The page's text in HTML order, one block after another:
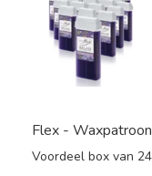
Flex -
Voordeel box van